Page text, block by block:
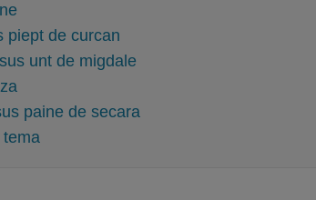
piept de curcan
unt de migdale
paine de secara
tema